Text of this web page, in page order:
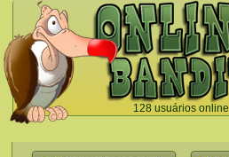
128 usuários online
`